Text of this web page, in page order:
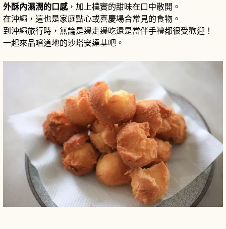
外酥內濕潤的口感，加上樸實的甜味在口中散開。
在沖繩，這也是家庭點心或喜慶場合常見的食物。
到沖繩旅行時，無論是邊走邊吃還是當伴手禮都很受歡迎！
一起來品嚐道地的沙塔安達基吧。